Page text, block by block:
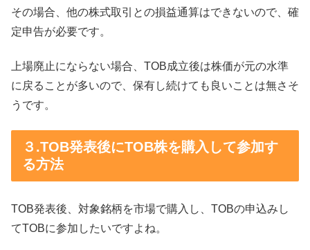
その場合、他の株式取引との損益通算はできないので、確
定申告が必要です。
上場廃止にならない場合、TOB成立後は株価が元の水準
に戻ることが多いので、保有し続けても良いことは無さそ
うです。
３.TOB発表後にTOB株を購入して参加す
る方法
TOB発表後、対象銘柄を市場で購入し、TOBの申込みし
てTOBに参加したいですよね。